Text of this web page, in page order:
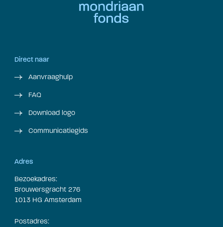
Direct naar
Aanvraaghulp
FAQ
Download logo
Communicatiegids
Adres
Bezoekadres:
Brouwersgracht 276
1013 HG Amsterdam
Postadres: